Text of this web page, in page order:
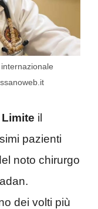
il
pazienti
noto chirurgo
dei volti più